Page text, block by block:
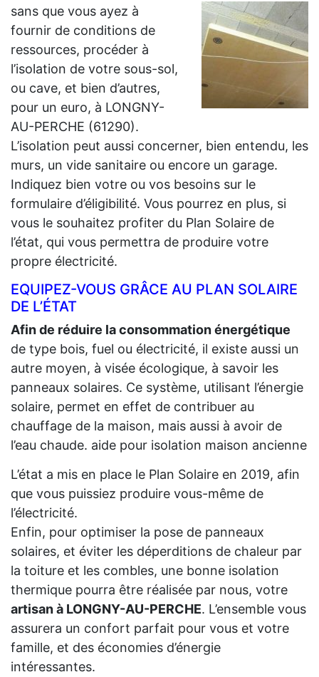
sans que vous ayez à
fournir de conditions de
ressources, procéder à
l’isolation de votre sous-sol,
ou cave, et bien d’autres,
pour un euro, à LONGNY-
AU-PERCHE (61290).
L’isolation peut aussi concerner, bien entendu, les
murs, un vide sanitaire ou encore un garage.
Indiquez bien votre ou vos besoins sur le
formulaire d’éligibilité. Vous pourrez en plus, si
vous le souhaitez profiter du Plan Solaire de
l’état, qui vous permettra de produire votre
propre électricité.
EQUIPEZ-VOUS GRÂCE AU PLAN SOLAIRE
DE L’ÉTAT
Afin de réduire la consommation énergétique
de type bois, fuel ou électricité, il existe aussi un
autre moyen, à visée écologique, à savoir les
panneaux solaires. Ce système, utilisant l’énergie
solaire, permet en effet de contribuer au
chauffage de la maison, mais aussi à avoir de
l’eau chaude. aide pour isolation maison ancienne
L’état a mis en place le Plan Solaire en 2019, afin
que vous puissiez produire vous-même de
l’électricité.
Enfin, pour optimiser la pose de panneaux
solaires, et éviter les déperditions de chaleur par
la toiture et les combles, une bonne isolation
thermique pourra être réalisée par nous, votre
artisan à LONGNY-AU-PERCHE. L’ensemble vous
assurera un confort parfait pour vous et votre
famille, et des économies d’énergie
intéressantes.